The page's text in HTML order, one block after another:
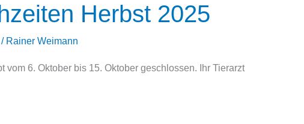
Herbst 2025
/ Rainer Weimann
vom 6. Oktober bis 15. Oktober geschlossen. Ihr Tierarzt